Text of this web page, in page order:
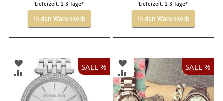
Lieferzeit: 2-3 Tage*
In den Warenkorb
Lieferzeit: 2-3 Tage*
In den Warenkorb
SALE %
ZUR
WUNSCHLISTE
HINZUFÜGEN
ZUR
VERGLEICHSLISTE
HINZUFÜGEN
SALE %
ZUR
WUNSCHLISTE
HINZUFÜGEN
ZUR
VERGLEICHSLISTE
HINZUFÜGEN